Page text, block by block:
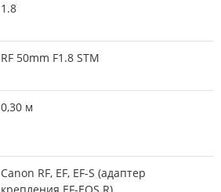
1.8
RF 50mm F1.8 STM
0,30 м
Canon RF, EF, EF-S (адаптер